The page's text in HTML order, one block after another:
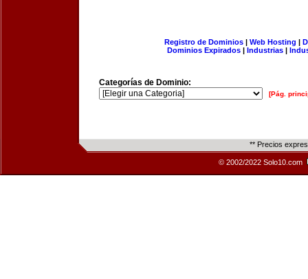
Registro de Dominios| Web Hosting |
Dominios Expirados | Industrias |
Categorías de Dominio:
[Pág.
** Precios
© 2002/2022 Solo10.com